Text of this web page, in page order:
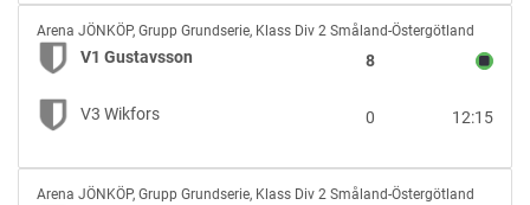
V1
Gustavsson
vs
V3
Wikfors
Arena JÖNKÖP, Grupp Grundserie, Klass Div 2 Småland-Östergötland
V1 Gustavsson 8
V3 Wikfors 12:15
0
J1
Arena JÖNKÖP, Grupp Grundserie, Klass Div 2 Småland-Östergötland